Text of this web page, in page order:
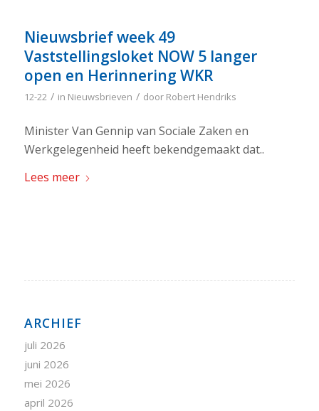
Nieuwsbrief week 49
Vaststellingsloket NOW 5 langer
open en Herinnering WKR
12-22 / in Nieuwsbrieven / door Robert Hendriks
Minister Van Gennip van Sociale Zaken en
Werkgelegenheid heeft bekendgemaakt dat..
Lees meer
ARCHIEF
juli 2026
juni 2026
mei 2026
april 2026